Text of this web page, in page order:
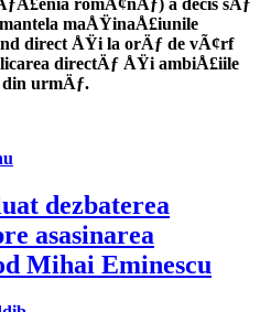
romÃ¢nÄƒ) a decis sÄƒ
maÅŸinaÅ£iunile
direct ÅŸi la orÄƒ de vÃ¢rf
directÄƒ ÅŸi ambiÅ£iile
din urmÄƒ.
dezbaterea
asasinarea
Mihai Eminescu